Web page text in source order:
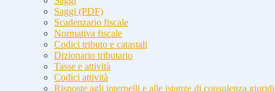
Saggi (PDF)
Scadenzario fiscale
Normativa fiscale
Codici tributo e catastali
Dizionario tributario
Tasse e attività
Codici attività
Risposte agli interpelli e alle istanze di consulenza